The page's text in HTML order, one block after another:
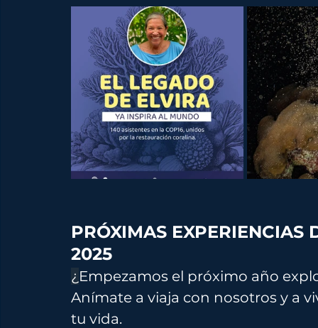
PRÓXIMAS EXPERIENCIAS
2025
¿ Empezamos el próximo año
Anímate a viaja con nosotros y a
tu vida.